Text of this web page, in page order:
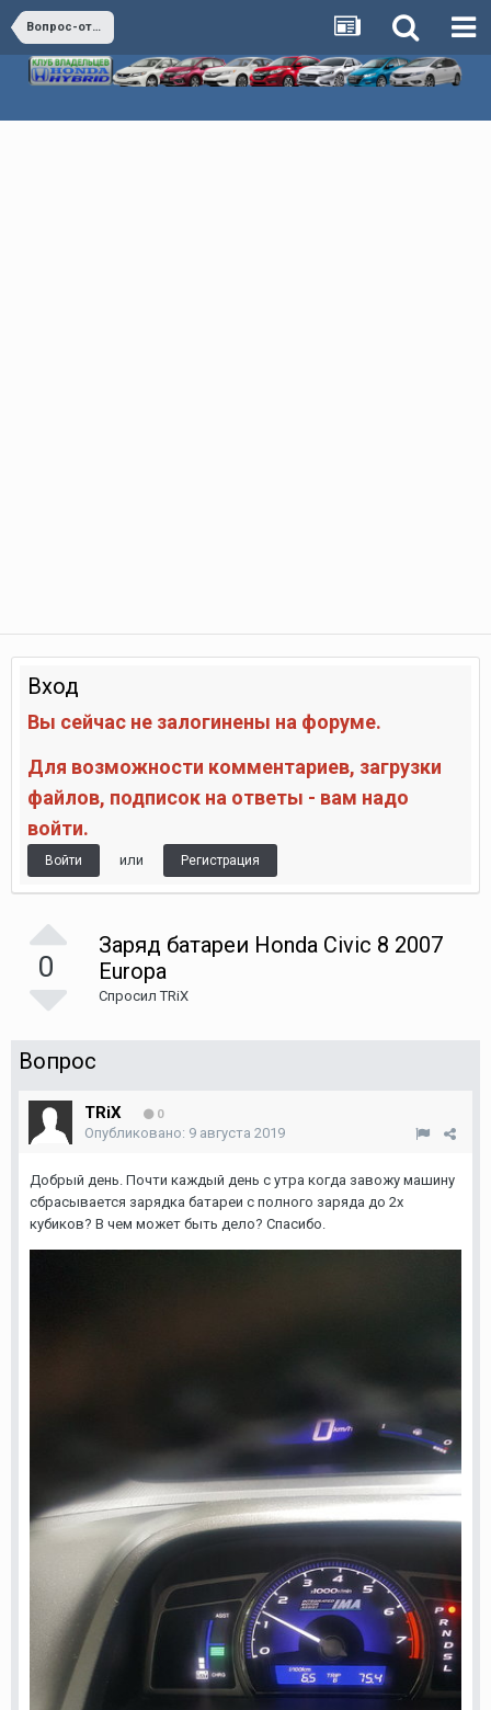
Вопрос-ответ (коллективный разум)
Вход
Вы сейчас не залогинены на форуме.
Для возможности комментариев, загрузки
файлов, подписок на ответы - вам надо
войти.
Войти или Регистрация
0
Заряд батареи Honda Civic 8 2007
Europa
СпросилTRiX
Вопрос
TRiX 0
Опубликовано: 9 августа 2019
Добрый день. Почти каждый день с утра когда завожу машину
сбрасывается зарядка батареи с полного заряда до 2х
кубиков? В чем может быть дело? Спасибо.